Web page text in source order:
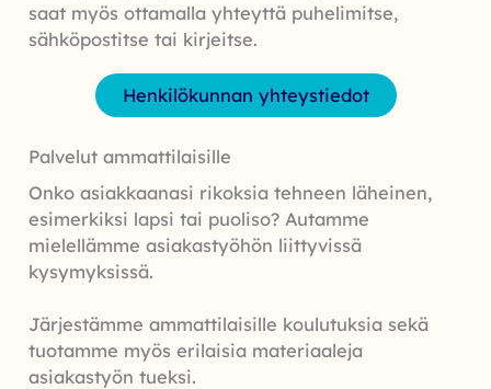
saat myös ottamalla yhteyttä puhelimitse,
sähköpostitse tai kirjeitse.
Henkilökunnan yhteystiedot
Palvelut ammattilaisille
Onko asiakkaanasi rikoksia tehneen läheinen,
esimerkiksi lapsi tai puoliso? Autamme
mielellämme asiakastyöhön liittyvissä
kysymyksissä.
Järjestämme ammattilaisille koulutuksia sekä
tuotamme myös erilaisia materiaaleja
asiakastyön tueksi.